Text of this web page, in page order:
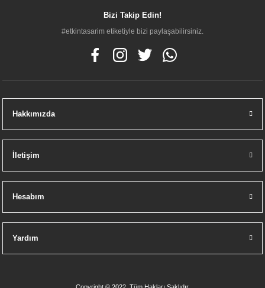
Bizi Takip Edin!
#etkintasarim etiketiyle bizi paylaşabilirsiniz.
Hakkımızda
İletişim
Hesabım
Yardım